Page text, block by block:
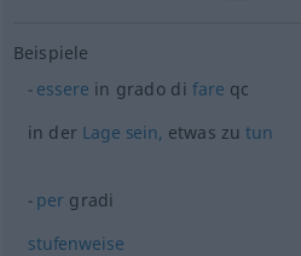
Beispiele
essere in grado difare qc
in der Lage sein, etwas zutun
per gradi
stufenweise